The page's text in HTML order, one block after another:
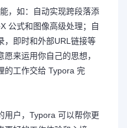
，如：自动实现跨段落添
公式和图像高级处理；自
，即时和外部URL链接等
来运用你自己的思想，
的工作交给 Typora 完
用户，Typora 可以帮你更